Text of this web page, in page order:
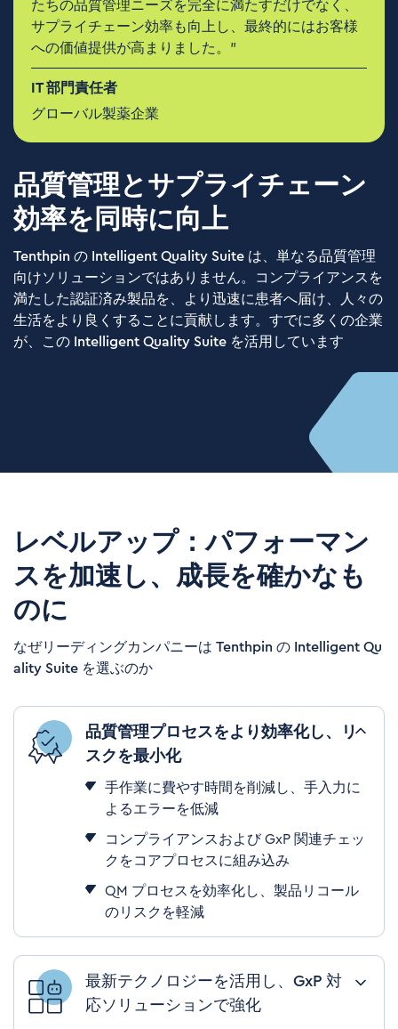
たちの品質管理ニーズを完全に満たすだけでなく、
サプライチェーン効率も向上し、最終的にはお客様
への価値提供が高まりました。”
IT 部門責任者
グローバル製薬企業
品質管理とサプライチェーン
効率を同時に向上
Tenthpin の Intelligent Quality Suite は、単なる品質管理
向けソリューションではありません。コンプライアンスを
満たした認証済み製品を、より迅速に患者へ届け、人々の
生活をより良くすることに貢献します。すでに多くの企業
が、この Intelligent Quality Suite を活用しています
レベルアップ：パフォーマン
スを加速し、成長を確かなも
のに
なぜリーディングカンパニーは Tenthpin の Intelligent Qu
ality Suite を選ぶのか
品質管理プロセスをより効率化し、リ
スクを最小化
手作業に費やす時間を削減し、手入力に
よるエラーを低減
コンプライアンスおよびGxP 関連チェッ
クをコアプロセスに組み込み
QM プロセスを効率化し、製品リコール
のリスクを軽減
最新テクノロジーを活用し、GxP 対
応ソリューションで強化